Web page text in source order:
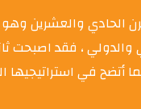
والعشرين
، فقد
عام 2035 وأن تصبح قوى عظمى